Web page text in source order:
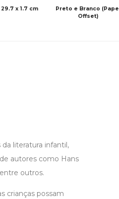
29.7 x 1.7 cm
Preto e Branco (Papel
Offset)
literatura infantil,
autores como Hans
outros.
crianças possam